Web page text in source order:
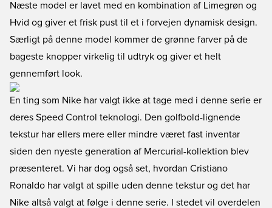
Næste model er lavet med en kombination af Limegrøn og
Hvid og giver et frisk pust til et i forvejen dynamisk design.
Særligt på denne model kommer de grønne farver på de
bageste knopper virkelig til udtryk og giver et helt
gennemført look.
En ting som Nike har valgt ikke at tage med i denne serie er
deres Speed Control teknologi. Den golfbold-lignende
tekstur har ellers mere eller mindre været fast inventar
siden den nyeste generation af Mercurial-kollektion blev
præsenteret. Vi har dog også set, hvordan Cristiano
Ronaldo har valgt at spille uden denne tekstur og det har
Nike altså valgt at følge i denne serie. I stedet vil overdelen